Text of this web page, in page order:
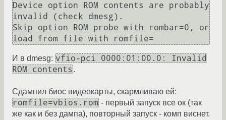
Device option ROM contents are probably
invalid (check dmesg).
Skip option ROM probe with rombar=0, or
И в dmesg: vfio-pci 0000:01:00.0: Invalid
ROM contents .
Сдампил биос видеокарты, скармливаю ей:
romfile=vbios.rom - первый запуск все ок (так
же как и без дампа), повторный запуск - комп виснет.